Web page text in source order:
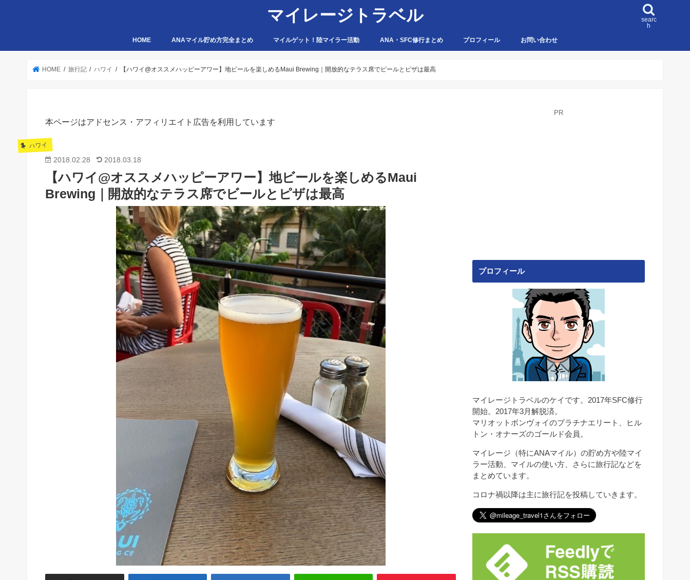
マイレージトラベル
searc
h
HOME ANAマイル貯め方完全まとめ マイルゲット！陸マイラー活動 ANA・SFC修行まとめ プロフィール お問い合わせ
HOME 旅行記 ハワイ 【ハワイ@オススメハッピーアワー】地ビールを楽しめるMaui Brewing｜開放的なテラス席でビールとピザは最高
本ページはアドセンス・アフィリエイト広告を利用しています
ハワイ
2018.02.28 2018.03.18
【ハワイ@オススメハッピーアワー】地ビールを楽しめるMaui
Brewing｜開放的なテラス席でビールとピザは最高
PR
プロフィール
マイレージトラベルのケイです。2017年SFC修行
開始。2017年3月解脱済。
マリオットボンヴォイのプラチナエリート、ヒル
トン・オナーズのゴールド会員。
マイレージ（特にANAマイル）の貯め方や陸マイ
ラー活動、マイルの使い方、さらに旅行記などを
まとめています。
コロナ禍以降は主に旅行記を投稿していきます。